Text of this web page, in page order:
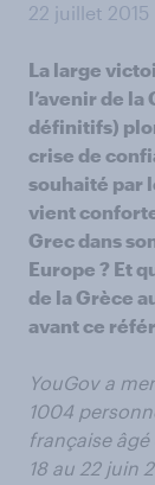
22 juillet 2015
La large
l’avenir de la
définitifs)
crise de
souhaité par
vient
Grec dans
Europe ? Et
de la Grèce
avant ce
YouGov a
1004
française
18 au 22 juin